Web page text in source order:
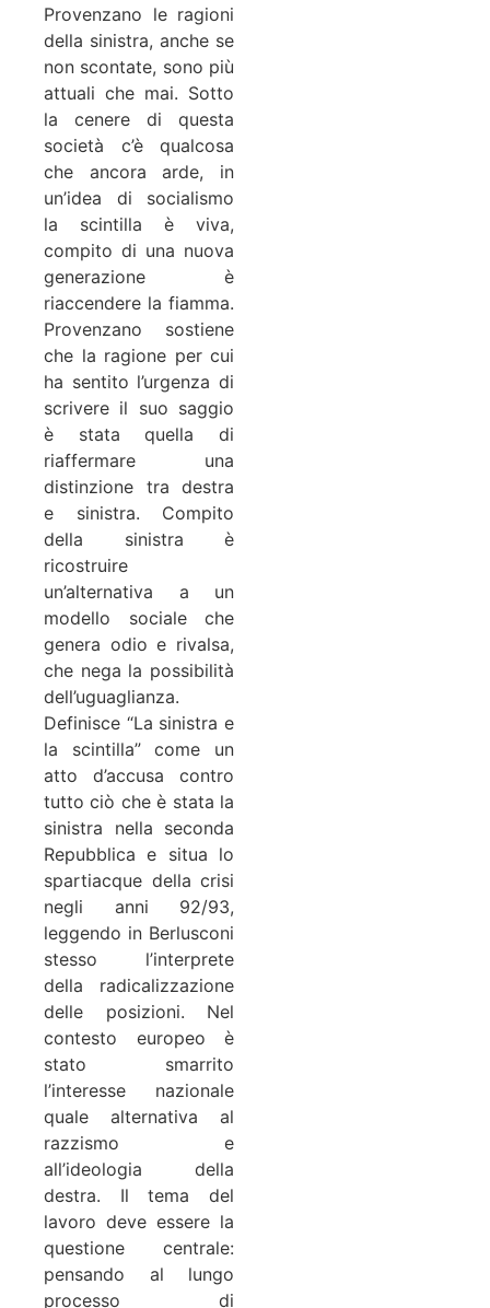
Provenzano le ragioni
della sinistra, anche se
non scontate, sono più
attuali che mai. Sotto
la cenere di questa
società c’è qualcosa
che ancora arde, in
un’idea di socialismo
la scintilla è viva,
compito di una nuova
generazione è
riaccendere la fiamma.
Provenzano sostiene
che la ragione per cui
ha sentito l’urgenza di
scrivere il suo saggio
è stata quella di
riaffermare una
distinzione tra destra
e sinistra. Compito
della sinistra è
ricostruire
un’alternativa a un
modello sociale che
genera odio e rivalsa,
che nega la possibilità
dell’uguaglianza.
Definisce “La sinistra e
la scintilla” come un
atto d’accusa contro
tutto ciò che è stata la
sinistra nella seconda
Repubblica e situa lo
spartiacque della crisi
negli anni 92/93,
leggendo in Berlusconi
stesso l’interprete
della radicalizzazione
delle posizioni. Nel
contesto europeo è
stato smarrito
l’interesse nazionale
quale alternativa al
razzismo e
all’ideologia della
destra. Il tema del
lavoro deve essere la
questione centrale:
pensando al lungo
processo di